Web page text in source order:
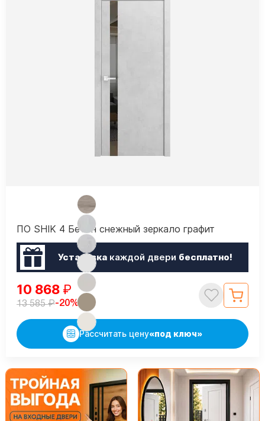
ПО SHIK 4 Бетон снежный зеркало графит
Установкакаждой двери бесплатно!
10 868 ₽
13 585₽-20%
Рассчитать цену«под ключ»